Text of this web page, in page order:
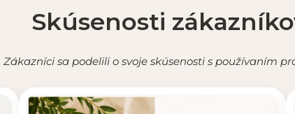
Skúsenosti
Zákazníci sa podelili o svoje skúsenosti s používaním